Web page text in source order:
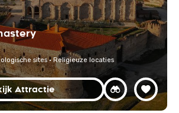
sites · Religieuze locaties
Attractie